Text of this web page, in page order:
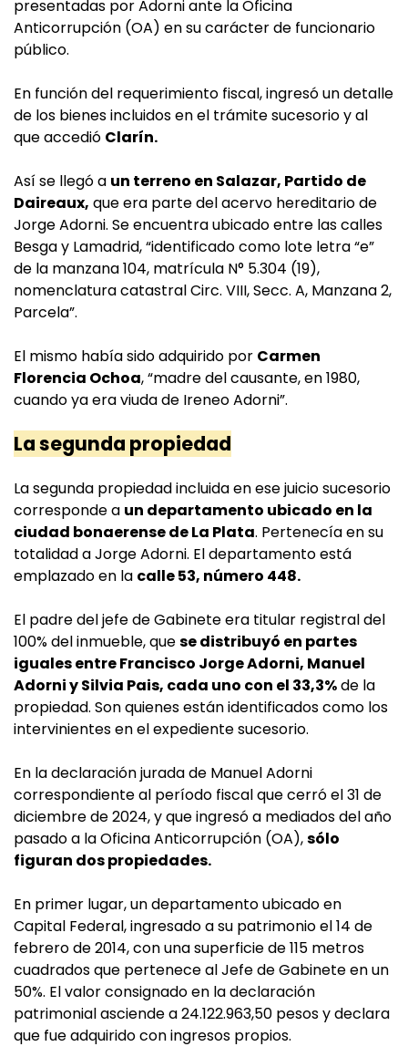
presentadas por Adorni ante la Oficina
Anticorrupción (OA) en su carácter de funcionario
público.
En función del requerimiento fiscal, ingresó un detalle
de los bienes incluidos en el trámite sucesorio y al
que accedió Clarín.
Así se llegó a un terreno en Salazar, Partido de
Daireaux, que era parte del acervo hereditario de
Jorge Adorni. Se encuentra ubicado entre las calles
Besga y Lamadrid, “identificado como lote letra “e”
de la manzana 104, matrícula N° 5.304 (19),
nomenclatura catastral Circ. VIII, Secc. A, Manzana 2,
Parcela”.
El mismo había sido adquirido por Carmen
Florencia Ochoa, “madre del causante, en 1980,
cuando ya era viuda de Ireneo Adorni”.
La segunda propiedad
La segunda propiedad incluida en ese juicio sucesorio
corresponde a un departamento ubicado en la
ciudad bonaerense de La Plata. Pertenecía en su
totalidad a Jorge Adorni. El departamento está
emplazado en la calle 53, número 448.
El padre del jefe de Gabinete era titular registral del
100% del inmueble, quese distribuyó en partes
iguales entre Francisco Jorge Adorni, Manuel
Adorni y Silvia Pais, cada uno con el 33,3%de la
propiedad. Son quienes están identificados como los
intervinientes en el expediente sucesorio.
En la declaración jurada de Manuel Adorni
correspondiente al período fiscal que cerró el 31 de
diciembre de 2024, y que ingresó a mediados del año
pasado a la Oficina Anticorrupción (OA),sólo
figuran dos propiedades.
En primer lugar, un departamento ubicado en
Capital Federal, ingresado a su patrimonio el 14 de
febrero de 2014, con una superficie de 115 metros
cuadrados que pertenece al Jefe de Gabinete en un
50%. El valor consignado en la declaración
patrimonial asciende a 24.122.963,50 pesos y declara
que fue adquirido con ingresos propios.